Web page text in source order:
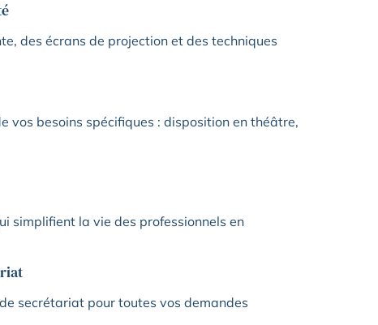
des écrans de projection et des techniques
vos besoins spécifiques : disposition en théâtre,
simplifient la vie des professionnels en
secrétariat pour toutes vos demandes